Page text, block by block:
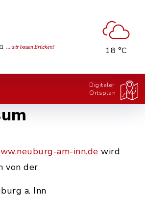
18 °C
Digitaler
Ortsplan
am-inn.de wird
von der
a. Inn